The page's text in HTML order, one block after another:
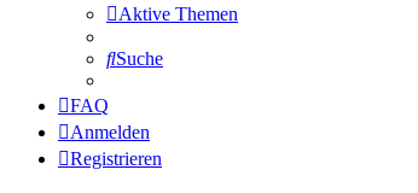
Aktive Themen
Suche
FAQ
Anmelden
Registrieren